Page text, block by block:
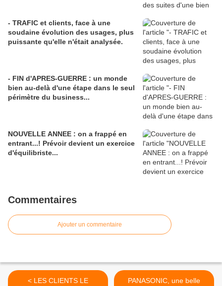
- TRAFIC et clients, face à une
soudaine évolution des usages, plus
puissante qu'elle n'était analysée.
- FIN d'APRES-GUERRE : un monde
bien au-delà d'une étape dans le seul
périmètre du business...
NOUVELLE ANNEE : on a frappé en
entrant...! Prévoir devient un exercice
d'équilibriste...
Commentaires
Ajouter un commentaire
< LES CLIENTS LE
PANASONIC, une belle